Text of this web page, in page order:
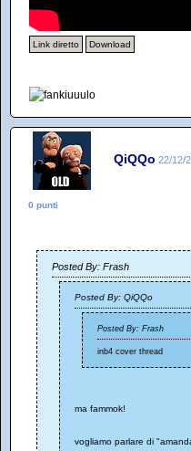
Link diretto Download
QiQQo 22/12/
0 punti
Posted By: Frash
Posted By: QiQQo
Posted By: Frash
inb4 cover thread
ma fammok!
vogliamo parlare di